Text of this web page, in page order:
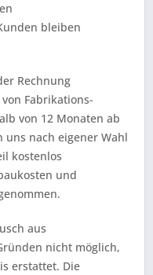
bleiben
Rechnung
Fabrikations-
von 12 Monaten ab
uns nach eigener Wahl
kostenlos
und
aus
nicht möglich,
erstattet. Die